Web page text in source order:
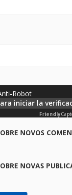
Robot
iniciar la
Friendly
NOVOS
NOVAS